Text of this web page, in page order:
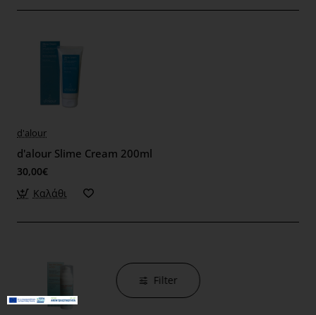
d'alour
d'alour Slime Cream 200ml
30,00€
Καλάθι
Filter